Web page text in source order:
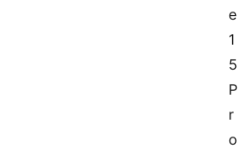
e
1
5
P
r
o